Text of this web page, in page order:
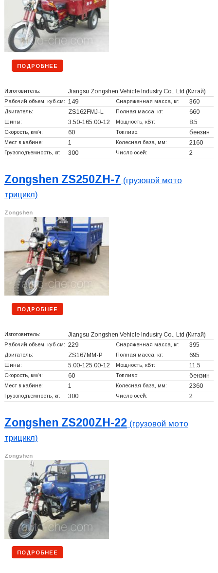
ПОДРОБНЕЕ
Изготовитель: Jiangsu Zongshen Vehicle Industry Co., Ltd (Китай)
Рабочий объем, куб.см: 149 Снаряженная масса, кг: 360
Двигатель: ZS162FMJ-L Полная масса, кг: 660
Шины: 3.50-165.00-12 Мощность, кВт: 8.5
Скорость, км/ч: 60 Топливо: бензин
Мест в кабине: 1 Колесная база, мм: 2160
Грузоподъемность, кг: 300 Число осей: 2
Zongshen ZS250ZH-7 (грузовой мото
трицикл)
Zongshen
ПОДРОБНЕЕ
Изготовитель: Jiangsu Zongshen Vehicle Industry Co., Ltd (Китай)
Рабочий объем, куб.см: 229 Снаряженная масса, кг: 395
Двигатель: ZS167MM-P Полная масса, кг: 695
Шины: 5.00-125.00-12 Мощность, кВт: 11.5
Скорость, км/ч: 60 Топливо: бензин
Мест в кабине: 1 Колесная база, мм: 2360
Грузоподъемность, кг: 300 Число осей: 2
Zongshen ZS200ZH-22 (грузовой мото
трицикл)
Zongshen
ПОДРОБНЕЕ